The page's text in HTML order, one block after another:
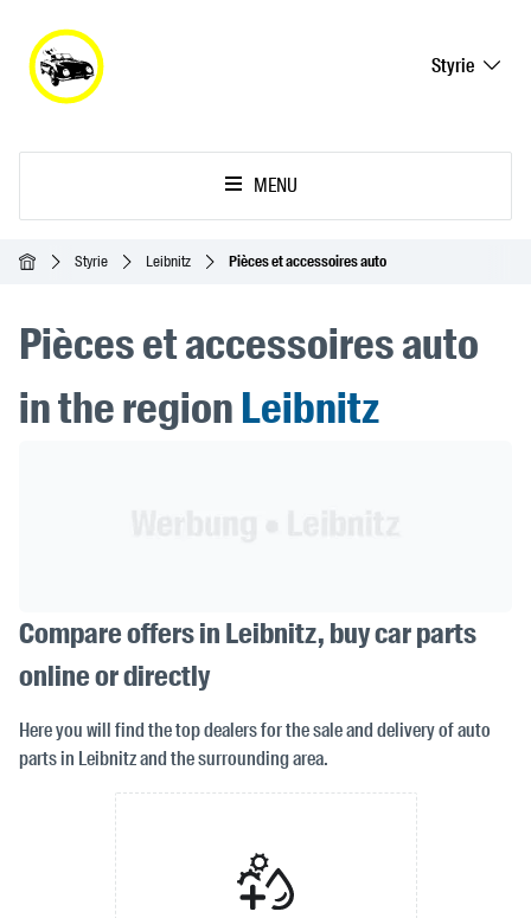
Styrie
MENU
AccueilStyrie Leibnitz Pièces et accessoires auto
Pièces et accessoires auto
in the regionLeibnitz
Compare offers in Leibnitz, buy car parts
online or directly
Here you will find the top dealers for the sale and delivery of auto
parts in Leibnitz and the surrounding area.